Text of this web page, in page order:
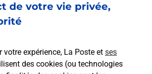
de votre vie privée,
votre expérience, La Poste et ses
des cookies (ou technologies
envoyer un colis depuis :
CITADIES (74520) ? Découvrez